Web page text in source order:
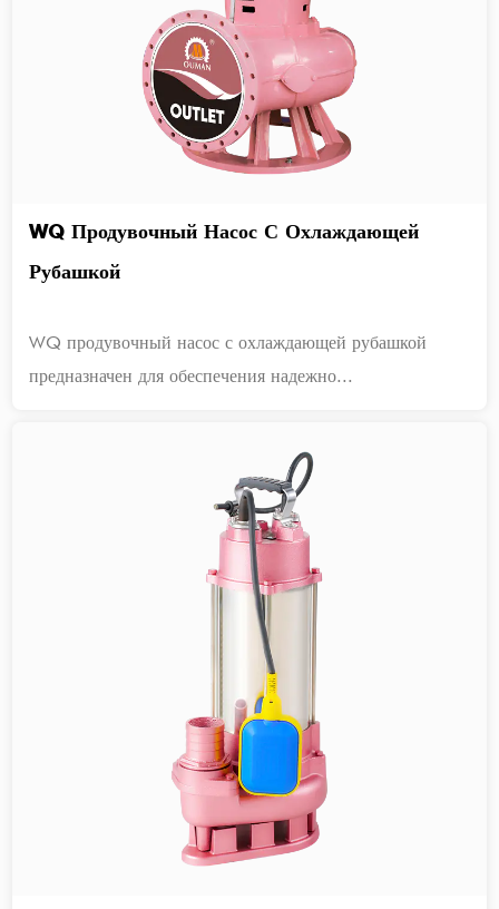
WQ Продувочный Насос С Охлаждающей
Рубашкой
WQ продувочный насос с охлаждающей рубашкой
предназначен для обеспечения надежно...